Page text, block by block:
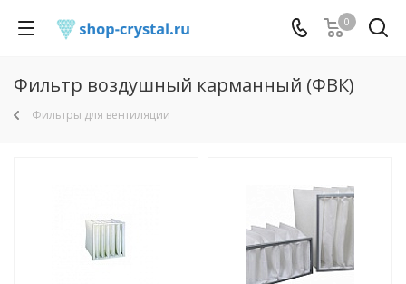
0
Фильтр воздушный карманный (ФВК)
Фильтры для вентиляции